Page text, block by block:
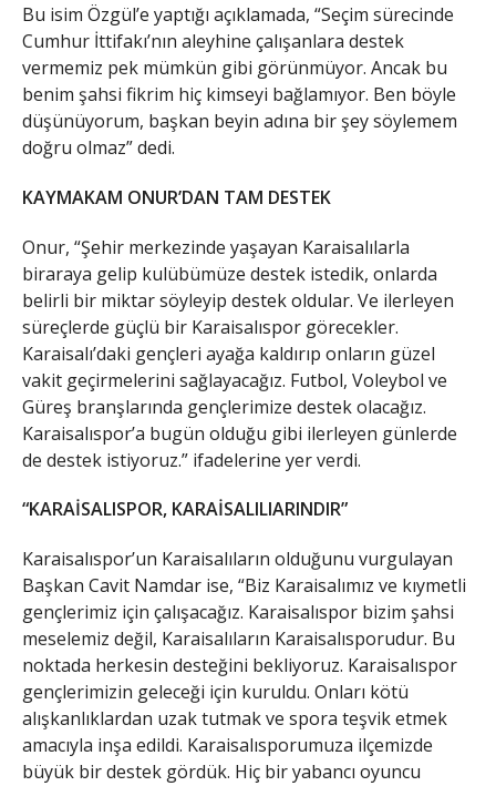
Bu isim Özgül’e yaptığı açıklamada, “Seçim sürecinde
Cumhur İttifakı’nın aleyhine çalışanlara destek
vermemiz pek mümkün gibi görünmüyor. Ancak bu
benim şahsi fikrim hiç kimseyi bağlamıyor. Ben böyle
düşünüyorum, başkan beyin adına bir şey söylemem
doğru olmaz” dedi.
KAYMAKAM ONUR’DAN TAM DESTEK
Onur, “Şehir merkezinde yaşayan Karaisalılarla
biraraya gelip kulübümüze destek istedik, onlarda
belirli bir miktar söyleyip destek oldular. Ve ilerleyen
süreçlerde güçlü bir Karaisalıspor görecekler.
Karaisalı’daki gençleri ayağa kaldırıp onların güzel
vakit geçirmelerini sağlayacağız. Futbol, Voleybol ve
Güreş branşlarında gençlerimize destek olacağız.
Karaisalıspor’a bugün olduğu gibi ilerleyen günlerde
de destek istiyoruz.” ifadelerine yer verdi.
“KARAİSALISPOR, KARAİSALILIARINDIR”
Karaisalıspor’un Karaisalıların olduğunu vurgulayan
Başkan Cavit Namdar ise, “Biz Karaisalımız ve kıymetli
gençlerimiz için çalışacağız. Karaisalıspor bizim şahsi
meselemiz değil, Karaisalıların Karaisalısporudur. Bu
noktada herkesin desteğini bekliyoruz. Karaisalıspor
gençlerimizin geleceği için kuruldu. Onları kötü
alışkanlıklardan uzak tutmak ve spora teşvik etmek
amacıyla inşa edildi. Karaisalısporumuza ilçemizde
büyük bir destek gördük. Hiç bir yabancı oyuncu